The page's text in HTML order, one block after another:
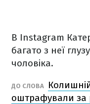
В Instagram
багато з неї
чоловіка.
ДО СЛОВА
оштрафували за